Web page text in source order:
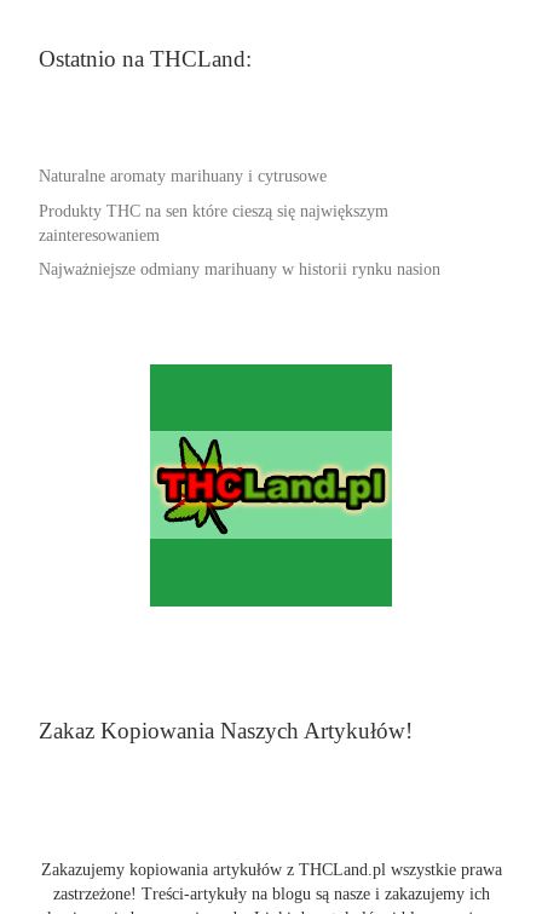
Ostatnio na THCLand:
Naturalne aromaty marihuany i cytrusowe
Produkty THC na sen które cieszą się największym
zainteresowaniem
Najważniejsze odmiany marihuany w historii rynku nasion
Zakaz Kopiowania Naszych Artykułów!
Zakazujemy kopiowania artykułów z THCLand.pl wszystkie prawa
zastrzeżone! Treści-artykuły na blogu są nasze i zakazujemy ich